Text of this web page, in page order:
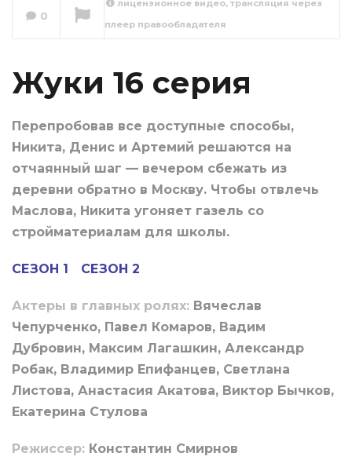
0
лицензионное видео, трансляция через
плеер правообладателя
Жуки 16 серия
Перепробовав все доступные способы,
Никита, Денис и Артемий решаются на
отчаянный шаг — вечером сбежать из
деревни обратно в Москву. Чтобы отвлечь
Маслова, Никита угоняет газель со
стройматериалам для школы.
СЕЗОН 1 СЕЗОН 2
Актеры в главных ролях: Вячеслав
Чепурченко, Павел Комаров, Вадим
Дубровин, Максим Лагашкин, Александр
Робак, Владимир Епифанцев, Светлана
Листова, Анастасия Акатова, Виктор Бычков,
Екатерина Стулова
Режиссер: Константин Смирнов